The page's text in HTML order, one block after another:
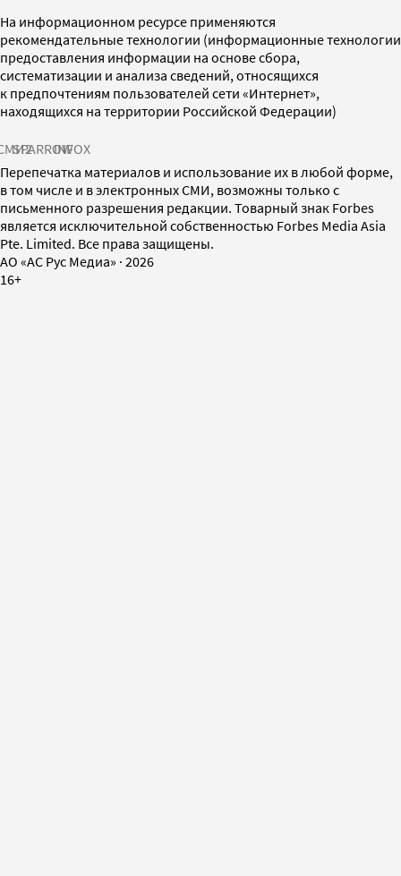
На информационном ресурсе применяются
рекомендательные технологии (информационные технологии
предоставления информации на основе сбора,
систематизации и анализа сведений, относящихся
к предпочтениям пользователей сети «Интернет»,
находящихся на территории Российской Федерации)
SPARROWINFOX
Перепечатка материалов и использование их в любой форме,
в том числе и в электронных СМИ, возможны только с
письменного разрешения редакции. Товарный знак Forbes
является исключительной собственностью Forbes Media Asia
Pte. Limited. Все права защищены.
AO «АС Рус Медиа» · 2026
16+